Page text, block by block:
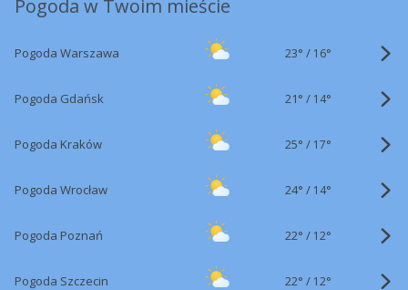
Pogoda w Twoim mieście
Pogoda Warszawa 23° / 16°
Pogoda Gdańsk 21° / 14°
Pogoda Kraków 25° / 17°
Pogoda Wrocław 24° / 14°
Pogoda Poznań 22° / 12°
Pogoda Szczecin 22° / 12°